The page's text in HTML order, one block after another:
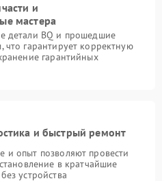
и
мастера
детали BQ и прошедшие
гарантирует корректную
гарантийных
и быстрый ремонт
опыт позволяют провести
в кратчайшие
устройства